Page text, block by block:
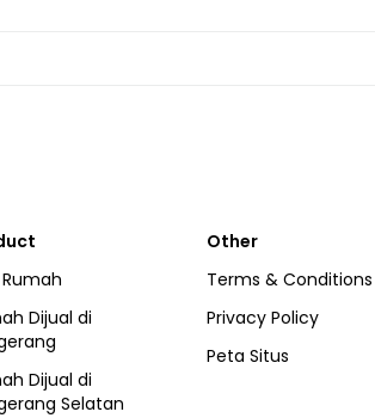
Dijual di
Dijual di
Selatan
Other
Terms & Conditions
Privacy Policy
Peta Situs